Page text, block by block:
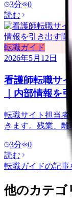
3分
0
読む
転職ガイド
2026年5月12日
看護師転職サ
｜内部情報を
転職サイト担当者
きます。残業、離
3分
0
読む
転職ガイドの記事
他のカテゴ